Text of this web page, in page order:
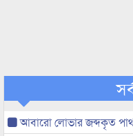
আবারো লোভার জব্দকৃত